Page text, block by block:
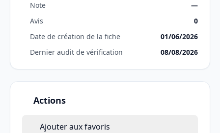
Note
—
Avis
0
Date de création de la fiche
01/06/2026
Dernier audit de vérification
08/08/2026
Actions
Ajouter aux favoris